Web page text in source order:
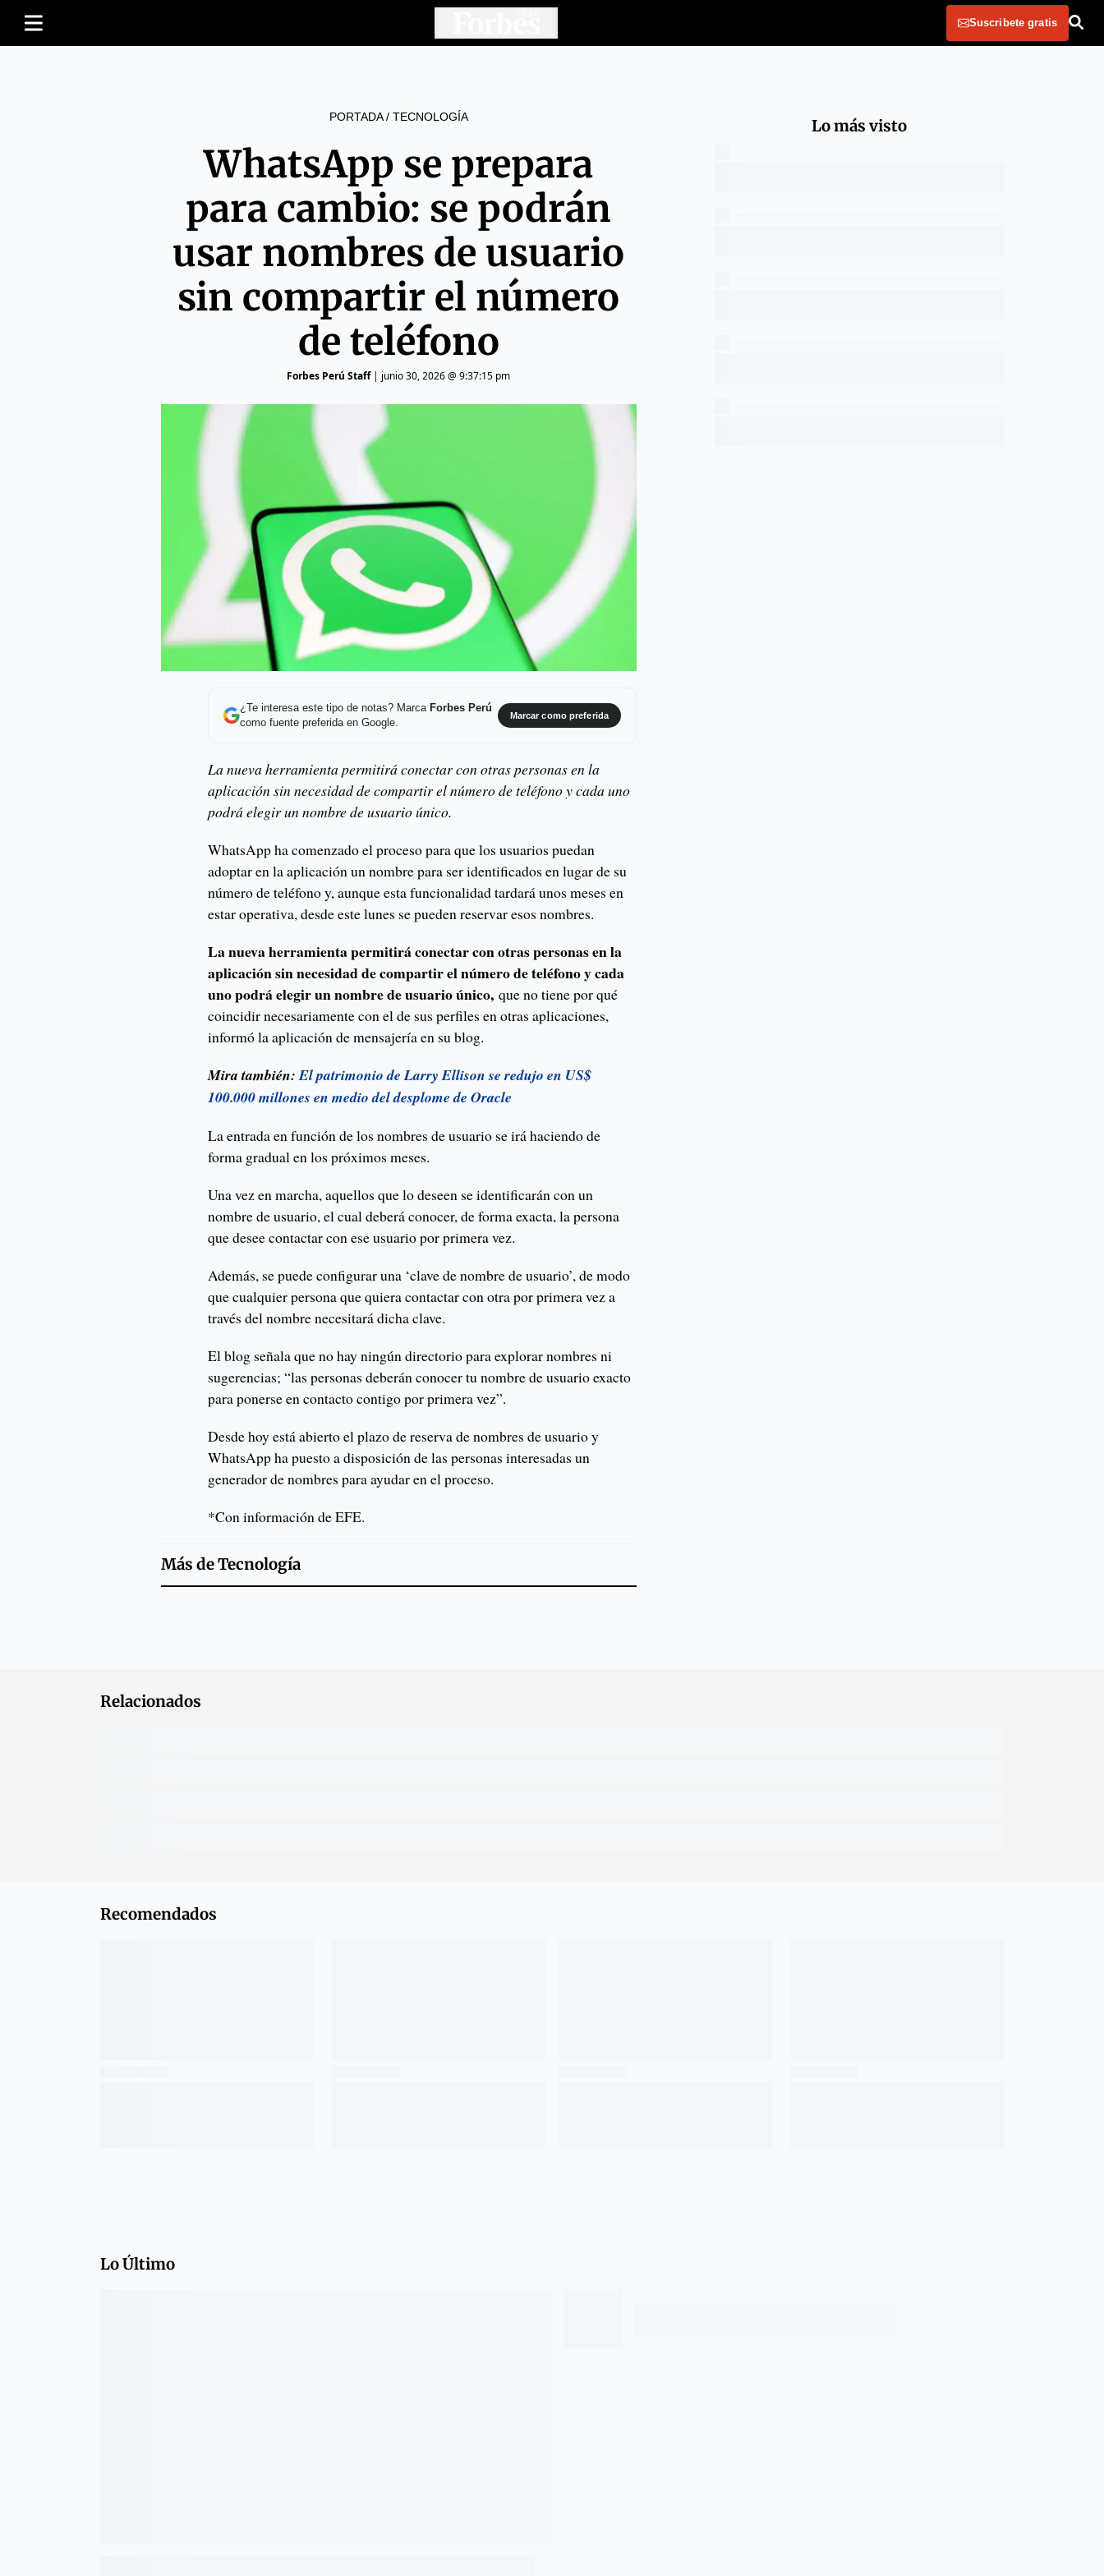
Suscribete gratis
PORTADA/ TECNOLOGÍA
WhatsApp se prepara
para cambio: se podrán
usar nombres de usuario
sin compartir el número
de teléfono
Forbes Perú Staff| junio 30, 2026 @ 9:37:15 pm
¿Te interesa este tipo de notas? Marca Forbes Perú
como fuente preferida en Google.
Marcar como preferida
La nueva herramienta permitirá conectar con otras personas en la
aplicación sin necesidad de compartir el número de teléfono y cada uno
podrá elegir un nombre de usuario único.
WhatsApp ha comenzado el proceso para que los usuarios puedan
adoptar en la aplicación un nombre para ser identificados en lugar de su
número de teléfono y, aunque esta funcionalidad tardará unos meses en
estar operativa, desde este lunes se pueden reservar esos nombres.
La nueva herramienta permitirá conectar con otras personas en la
aplicación sin necesidad de compartir el número de teléfono y cada
uno podrá elegir un nombre de usuario único,que no tiene por qué
coincidir necesariamente con el de sus perfiles en otras aplicaciones,
informó la aplicación de mensajería en su blog.
Mira también:El patrimonio de Larry Ellison se redujo en US$
100.000 millones en medio del desplome de Oracle
La entrada en función de los nombres de usuario se irá haciendo de
forma gradual en los próximos meses.
Una vez en marcha, aquellos que lo deseen se identificarán con un
nombre de usuario, el cual deberá conocer, de forma exacta, la persona
que desee contactar con ese usuario por primera vez.
Además, se puede configurar una ‘clave de nombre de usuario’, de modo
que cualquier persona que quiera contactar con otra por primera vez a
través del nombre necesitará dicha clave.
El blog señala que no hay ningún directorio para explorar nombres ni
sugerencias; “las personas deberán conocer tu nombre de usuario exacto
para ponerse en contacto contigo por primera vez”.
Desde hoy está abierto el plazo de reserva de nombres de usuario y
WhatsApp ha puesto a disposición de las personas interesadas un
generador de nombres para ayudar en el proceso.
*Con información de EFE.
Más deTecnología
Lo más visto
Relacionados
Recomendados
Lo Último